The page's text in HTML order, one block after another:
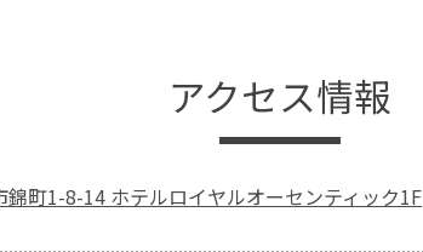
アクセス情報
錦町1-8-14 ホテルロイヤルオーセンティック1F